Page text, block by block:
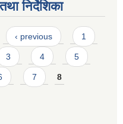
निर्देशिका
‹ previous 1
3 4 5
7 8